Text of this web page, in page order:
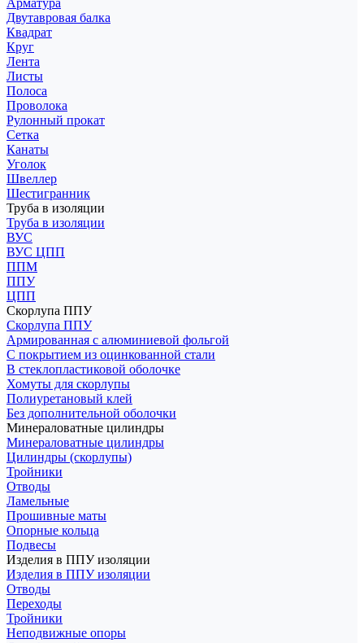
Арматура
Двутавровая балка
Квадрат
Круг
Лента
Листы
Полоса
Проволока
Рулонный прокат
Сетка
Канаты
Уголок
Швеллер
Шестигранник
Труба в изоляции
Труба в изоляции
ВУС
ВУС ЦПП
ППМ
ППУ
ЦПП
Скорлупа ППУ
Скорлупа ППУ
Армированная с алюминиевой фольгой
С покрытием из оцинкованной стали
В стеклопластиковой оболочке
Хомуты для скорлупы
Полиуретановый клей
Без дополнительной оболочки
Минераловатные цилиндры
Минераловатные цилиндры
Цилиндры (скорлупы)
Тройники
Отводы
Ламельные
Прошивные маты
Опорные кольца
Подвесы
Изделия в ППУ изоляции
Изделия в ППУ изоляции
Отводы
Переходы
Тройники
Неподвижные опоры